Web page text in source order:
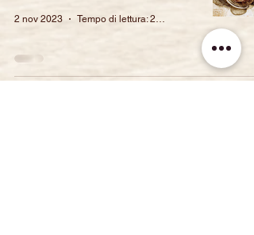
2 nov 2023 Tempo di lettura: 29 min